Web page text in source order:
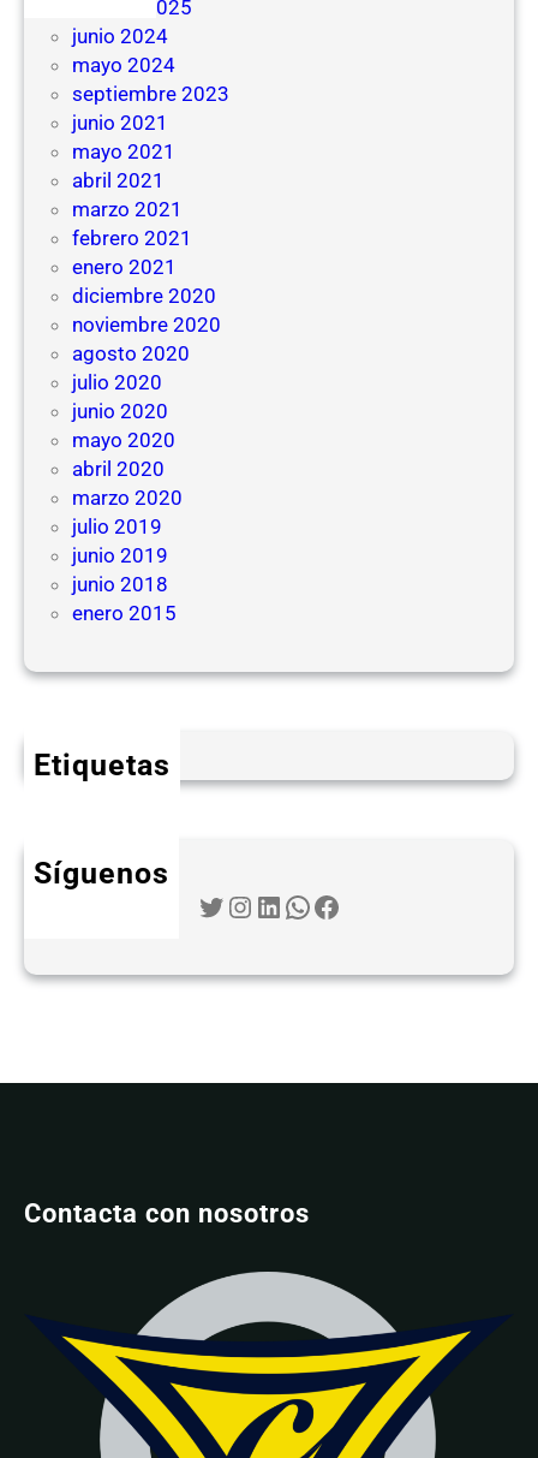
febrero 2025
junio 2024
mayo 2024
septiembre 2023
junio 2021
mayo 2021
abril 2021
marzo 2021
febrero 2021
enero 2021
diciembre 2020
noviembre 2020
agosto 2020
julio 2020
junio 2020
mayo 2020
abril 2020
marzo 2020
julio 2019
junio 2019
junio 2018
enero 2015
Etiquetas
Síguenos
Twitter Instagram LinkedIn WhatsApp Facebook
Contacta con nosotros